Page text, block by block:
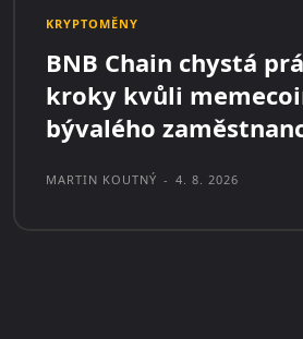
KRYPTOMĚNY
BNB Chain chystá
kroky kvůli
bývalého
MARTIN KOUTNÝ - 4. 8. 2026